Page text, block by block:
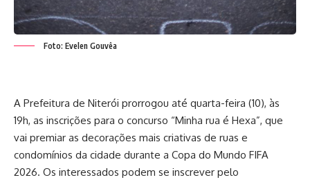
Foto: Evelen Gouvêa
A Prefeitura de Niterói prorrogou até quarta-feira (10), às
19h, as inscrições para o concurso “Minha rua é Hexa”, que
vai premiar as decorações mais criativas de ruas e
condomínios da cidade durante a Copa do Mundo FIFA
2026. Os interessados podem se inscrever pelo